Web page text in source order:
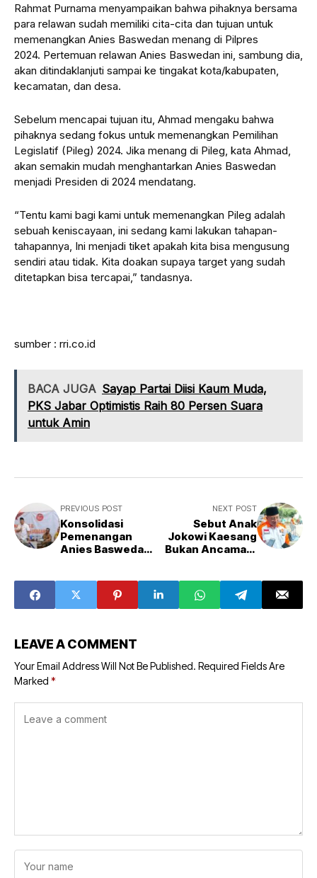
Rahmat Purnama menyampaikan bahwa pihaknya bersama
para relawan sudah memiliki cita-cita dan tujuan untuk
memenangkan Anies Baswedan menang di Pilpres
2024. Pertemuan relawan Anies Baswedan ini, sambung dia,
akan ditindaklanjuti sampai ke tingakat kota/kabupaten,
kecamatan, dan desa.
Sebelum mencapai tujuan itu, Ahmad mengaku bahwa
pihaknya sedang fokus untuk memenangkan Pemilihan
Legislatif (Pileg) 2024. Jika menang di Pileg, kata Ahmad,
akan semakin mudah menghantarkan Anies Baswedan
menjadi Presiden di 2024 mendatang.
“Tentu kami bagi kami untuk memenangkan Pileg adalah
sebuah keniscayaan, ini sedang kami lakukan tahapan-
tahapannya, Ini menjadi tiket apakah kita bisa mengusung
sendiri atau tidak. Kita doakan supaya target yang sudah
ditetapkan bisa tercapai,” tandasnya.
sumber : rri.co.id
BACA JUGA Sayap Partai Diisi Kaum Muda,
PKS Jabar Optimistis Raih 80 Persen Suara
untuk Amin
PREVIOUS POST
Konsolidasi
Pemenangan
Anies Baswedan,
Gunakan Kantor-
kantor PKS
NEXT POST
Sebut Anak
Jokowi Kaesang
Bukan Ancaman,
Depok
LEAVE A COMMENT
Your Email Address Will Not Be Published. Required Fields Are
Marked *